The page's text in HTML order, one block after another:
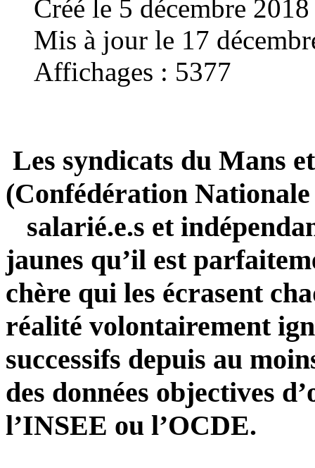
Créé le 5 décembre 2018
Mis à jour le 17
Affichages : 5377
Les syndicats du Mans
(Confédération
salarié.e.s et
jaunes qu’il est
chère qui les écrasent
réalité volontairement
successifs depuis au
des données objectives
l’INSEE ou l’OCDE.